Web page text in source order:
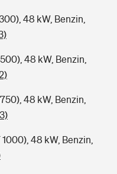
48 kW, Benzin,
48 kW, Benzin,
48 kW, Benzin,
48 kW, Benzin,